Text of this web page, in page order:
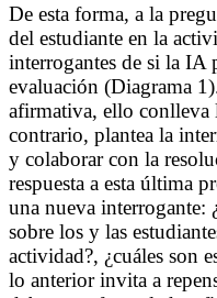
De esta forma, a la
del estudiante en la
interrogantes de si la IA
evaluación (Diagrama
afirmativa, ello conlleva
contrario, plantea la
y colaborar con la
respuesta a esta última
una nueva interrogante:
sobre los y las
actividad?, ¿cuáles son
lo anterior invita a